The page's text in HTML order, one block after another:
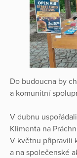
Do budoucna by
a komunitní
V dubnu
Klimenta na
V květnu připravili
a na společenské